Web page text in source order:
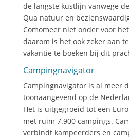
de langste kustlijn vanwege
Qua natuur en
Comomeer niet onder voor
daarom is het ook zeker aan
vakantie te boeken bij dit
Campingnavigator
Campingnavigator is al meer
toonaangevend op de
Het is uitgegroeid tot een
met ruim 7.900 campings.
verbindt kampeerders en